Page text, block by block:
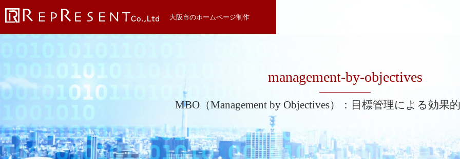
大阪市のホームページ制作
management-by-objectives
MBO（Management by Objectives）：目標管理による効果